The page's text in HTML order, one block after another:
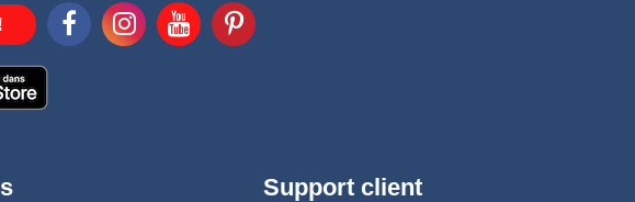
Support client